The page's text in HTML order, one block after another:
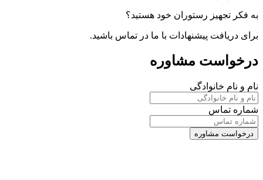
به فکر تجهیز رستوران خود هستید؟
برای دریافت پیشنهادات با ما در تماس باشید.
درخواست مشاوره
نام و نام خانوادگی
شماره تماس